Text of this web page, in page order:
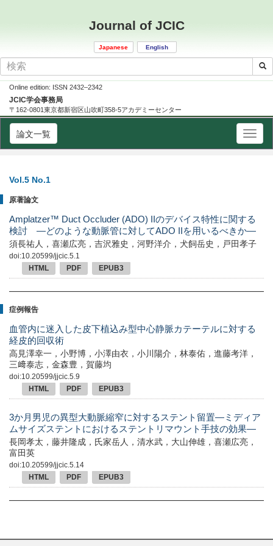
Journal of JCIC
Japanese English
Online edition: ISSN 2432–2342
JCIC学会事務局
〒162-0801東京都新宿区山吹町358-5アカデミーセンター
論文一覧
Vol.5 No.1
原著論文
Amplatzer™ Duct Occluder (ADO) IIのデバイス特性に関する
検討 —どのような動脈管に対してADO IIを用いるべきか—
須長祐人，喜瀬広亮，吉沢雅史，河野洋介，犬飼岳史，戸田孝子
doi:10.20599/jjcic.5.1
HTML
PDF EPUB3
症例報告
血管内に迷入した皮下植込み型中心静脈カテーテルに対する
経皮的回収術
高見澤幸一，小野博，小澤由衣，小川陽介，林泰佑，進藤考洋，
三﨑泰志，金森豊，賀藤均
doi:10.20599/jjcic.5.9
HTML
PDF EPUB3
3か月男児の異型大動脈縮窄に対するステント留置—ミディア
ムサイズステントにおけるステントリマウント手技の効果—
長岡孝太，藤井隆成，氏家岳人，清水武，大山伸雄，喜瀬広亮，
富田英
doi:10.20599/jjcic.5.14
HTML
PDF EPUB3